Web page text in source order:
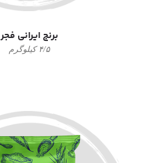
برنج ایرانی فجر
۴/۵ کیلوگرم